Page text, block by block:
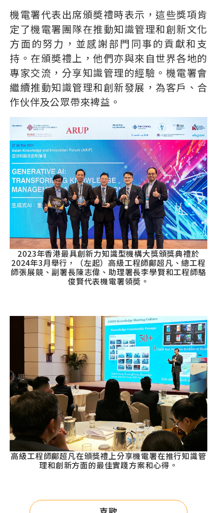
機電署代表出席頒奬禮時表示，這些獎項肯
定了機電署團隊在推動知識管理和創新文化
方面的努力，並感謝部門同事的貢獻和支
持。在頒奬禮上，他們亦與來自世界各地的
專家交流，分享知識管理的經驗。機電署會
繼續推動知識管理和創新發展，為客戶、合
作伙伴及公眾帶來裨益。
2023年香港最具創新力知識型機構大獎頒獎典禮於
2024年3月舉行，（左起）高級工程師鄺超凡、總工程
師張展競、副署長陳志偉、助理署長李學賢和工程師駱
俊賢代表機電署領奬。
高級工程師鄺超凡在頒獎禮上分享機電署在推行知識管
理和創新方面的最佳實踐方案和心得。